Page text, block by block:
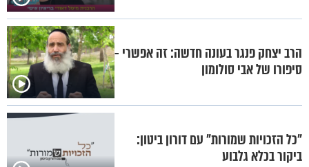
הרב יצחק פנגר בעונה חדשה: זה אפשרי -
סיפורו של אבי סולומון
"כל הזכויות שמורות" עם דורון ביטון:
ביקור בכלא גלבוע